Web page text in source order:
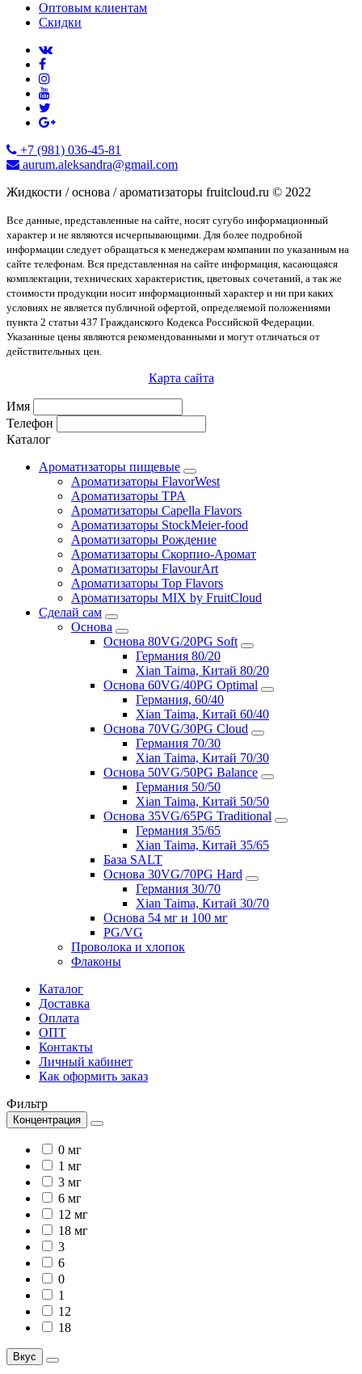
Оптовым клиентам
Скидки
+7 (981) 036-45-81
aurum.aleksandra@gmail.com
Жидкости / основа / ароматизаторы fruitcloud.ru © 2022
Все данные, представленные на сайте, носят сугубо информационный
характер и не являются исчерпывающими. Для более подробной
информации следует обращаться к менеджерам компании по указанным на
сайте телефонам. Вся представленная на сайте информация, касающаяся
комплектации, технических характеристик, цветовых сочетаний, а так же
стоимости продукции носит информационный характер и ни при каких
условиях не является публичной офертой, определяемой положениями
пункта 2 статьи 437 Гражданского Кодекса Российской Федерации.
Указанные цены являются рекомендованными и могут отличаться от
действительных цен.
Карта сайта
Имя
Телефон
Каталог
Ароматизаторы пищевые
Ароматизаторы FlavorWest
Ароматизаторы TPA
Ароматизаторы Capella Flavors
Ароматизаторы StockMeier-food
Ароматизаторы Рождение
Ароматизаторы Скорпио-Аромат
Ароматизаторы FlavourArt
Ароматизаторы Top Flavors
Ароматизаторы MIX by FruitCloud
Сделай сам
Основа
Основа 80VG/20PG Soft
Германия 80/20
Xian Taima, Китай 80/20
Основа 60VG/40PG Optimal
Германия, 60/40
Xian Taima, Китай 60/40
Основа 70VG/30PG Cloud
Германия 70/30
Xian Taima, Китай 70/30
Основа 50VG/50PG Balance
Германия 50/50
Xian Taima, Китай 50/50
Основа 35VG/65PG Traditional
Германия 35/65
Xian Taima, Китай 35/65
База SALT
Основа 30VG/70PG Hard
Германия 30/70
Xian Taima, Китай 30/70
Основа 54 мг и 100 мг
PG/VG
Проволока и хлопок
Флаконы
Каталог
Доставка
Оплата
ОПТ
Контакты
Личный кабинет
Как оформить заказ
Фильтр
Концентрация
0 мг
1 мг
3 мг
6 мг
12 мг
18 мг
3
6
0
1
12
18
Вкус